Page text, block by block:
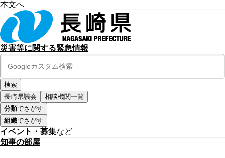
本文へ
災害等に関する緊急情報
長崎県議会
相談機関一覧
分類でさがす
組織でさがす
イベント・募集など
知事の部屋